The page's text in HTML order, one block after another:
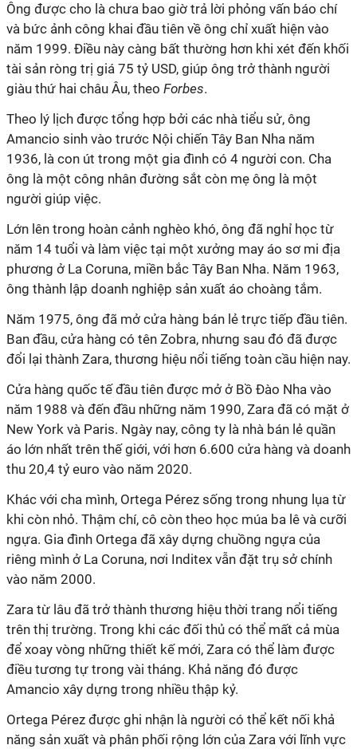
Ông được cho là chưa bao giờ trả lời phỏng vấn báo chí
và bức ảnh công khai đầu tiên về ông chỉ xuất hiện vào
năm 1999. Điều này càng bất thường hơn khi xét đến khối
tài sản ròng trị giá 75 tỷ USD, giúp ông trở thành người
giàu thứ hai châu Âu, theo Forbes.
Theo lý lịch được tổng hợp bởi các nhà tiểu sử, ông
Amancio sinh vào trước Nội chiến Tây Ban Nha năm
1936, là con út trong một gia đình có 4 người con. Cha
ông là một công nhân đường sắt còn mẹ ông là một
người giúp việc.
Lớn lên trong hoàn cảnh nghèo khó, ông đã nghỉ học từ
năm 14 tuổi và làm việc tại một xưởng may áo sơ mi địa
phương ở La Coruna, miền bắc Tây Ban Nha. Năm 1963,
ông thành lập doanh nghiệp sản xuất áo choàng tắm.
Năm 1975, ông đã mở cửa hàng bán lẻ trực tiếp đầu tiên.
Ban đầu, cửa hàng có tên Zobra, nhưng sau đó đã được
đổi lại thành Zara, thương hiệu nổi tiếng toàn cầu hiện nay.
Cửa hàng quốc tế đầu tiên được mở ở Bồ Đào Nha vào
năm 1988 và đến đầu những năm 1990, Zara đã có mặt ở
New York và Paris. Ngày nay, công ty là nhà bán lẻ quần
áo lớn nhất trên thế giới, với hơn 6.600 cửa hàng và doanh
thu 20,4 tỷ euro vào năm 2020.
Khác với cha mình, Ortega Pérez sống trong nhung lụa từ
khi còn nhỏ. Thậm chí, cô còn theo học múa ba lê và cưỡi
ngựa. Gia đình Ortega đã xây dựng chuồng ngựa của
riêng mình ở La Coruna, nơi Inditex vẫn đặt trụ sở chính
vào năm 2000.
Zara từ lâu đã trở thành thương hiệu thời trang nổi tiếng
trên thị trường. Trong khi các đối thủ có thể mất cả mùa
để xoay vòng những thiết kế mới, Zara có thể làm được
điều tương tự trong vài tháng. Khả năng đó được
Amancio xây dựng trong nhiều thập kỷ.
Ortega Pérez được ghi nhận là người có thể kết nối khả
năng sản xuất và phân phối rộng lớn của Zara với lĩnh vực